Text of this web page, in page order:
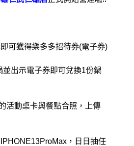
可獲得樂多多招待券(電子券)
出示電子券即可兌換1份鍋
活動桌卡與餐點合照，上傳
，日日抽任